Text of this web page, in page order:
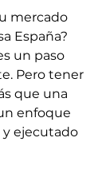
mercado
España?
un paso
Pero tener
que una
enfoque
y ejecutado